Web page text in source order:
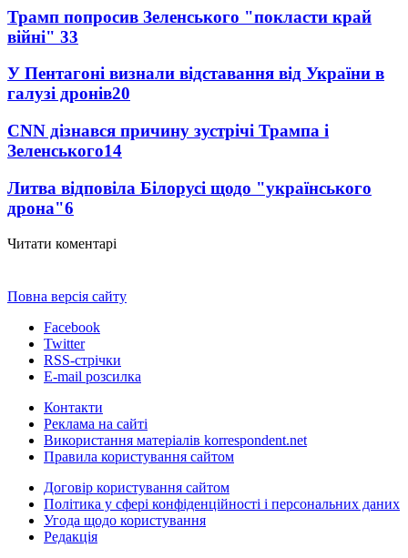
Трамп попросив Зеленського "покласти край
війні" 33
У Пентагоні визнали відставання від України в
галузі дронів20
CNN дізнався причину зустрічі Трампа і
Зеленського14
Литва відповіла Білорусі щодо "українського
дрона"6
Читати коментарі
Повна версія сайту
Facebook
Twitter
RSS-стрічки
E-mail розсилка
Контакти
Реклама на сайті
Використання матеріалів korrespondent.net
Правила користування сайтом
Договір користування сайтом
Політика у сфері конфіденційності і персональних даних
Угода щодо користування
Редакція